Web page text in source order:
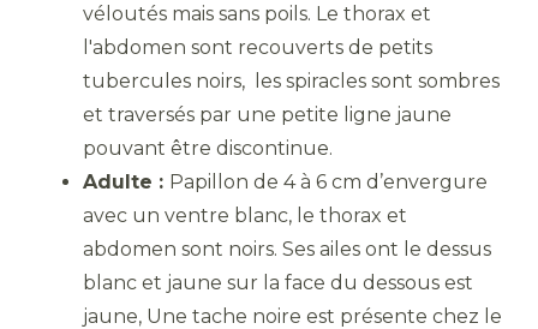
véloutés mais sans poils. Le thorax et
l'abdomen sont recouverts de petits
tubercules noirs, les spiracles sont sombres
et traversés par une petite ligne jaune
pouvant être discontinue.
Adulte : Papillon de 4 à 6 cm d’envergure
avec un ventre blanc, le thorax et
abdomen sont noirs. Ses ailes ont le dessus
blanc et jaune sur la face du dessous est
jaune, Une tache noire est présente chez le